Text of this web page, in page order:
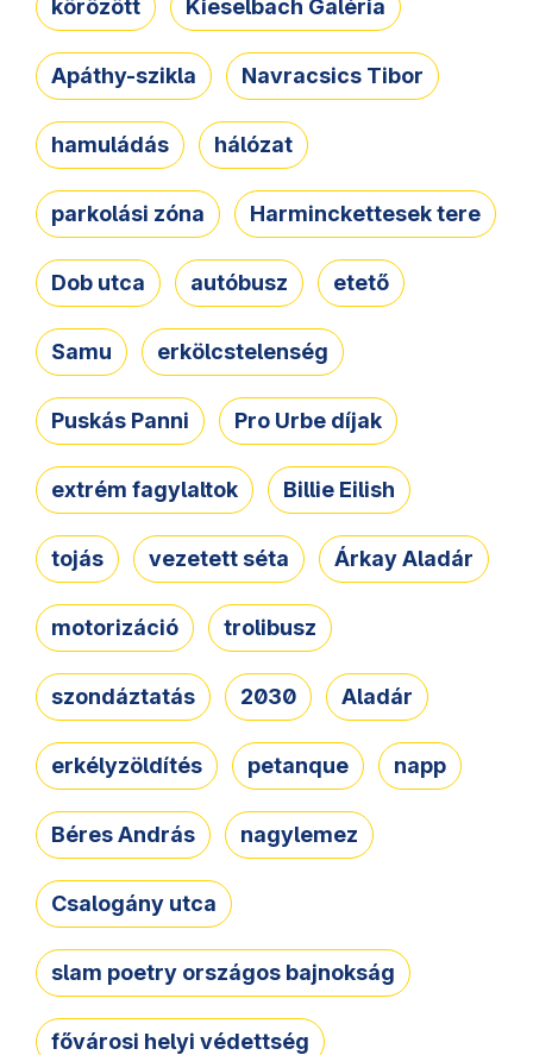
körözött Kieselbach Galéria
Apáthy-szikla Navracsics Tibor
hamuládás hálózat
parkolási zóna Harminckettesek tere
Dob utca autóbusz etető
Samu erkölcstelenség
Puskás Panni Pro Urbe díjak
extrém fagylaltok Billie Eilish
tojás vezetett séta Árkay Aladár
motorizáció trolibusz
szondáztatás 2030 Aladár
erkélyzöldítés petanque napp
Béres András nagylemez
Csalogány utca
slam poetry országos bajnokság
fővárosi helyi védettség